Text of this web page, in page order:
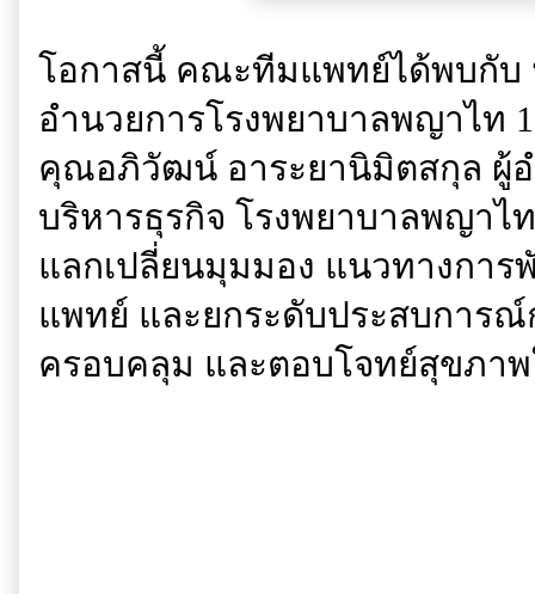
โอกาสนี้ คณะทีมแพทย์ได้พบกับ
อำนวยการโรงพยาบาลพญาไท
คุณอภิวัฒน์ อาระยานิมิตสกุล ผู้
บริหารธุรกิจ โรงพยาบาลพญาไ
แลกเปลี่ยนมุมมอง แนวทางกา
แพทย์ และยกระดับประสบการ
ครอบคลุม และตอบโจทย์สุขภา